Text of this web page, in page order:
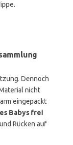
Dennoch
nicht
eingepackt
Babys frei
Rücken auf